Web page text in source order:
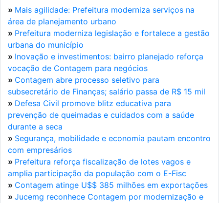
» Mais agilidade: Prefeitura moderniza serviços na
área de planejamento urbano
» Prefeitura moderniza legislação e fortalece a gestão
urbana do município
» Inovação e investimentos: bairro planejado reforça
vocação de Contagem para negócios
» Contagem abre processo seletivo para
subsecretário de Finanças; salário passa de R$ 15 mil
» Defesa Civil promove blitz educativa para
prevenção de queimadas e cuidados com a saúde
durante a seca
» Segurança, mobilidade e economia pautam encontro
com empresários
» Prefeitura reforça fiscalização de lotes vagos e
amplia participação da população com o E-Fisc
» Contagem atinge U$$ 385 milhões em exportações
» Jucemg reconhece Contagem por modernização e